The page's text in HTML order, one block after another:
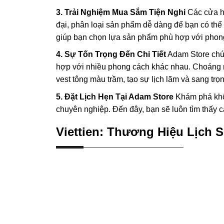
3. Trải Nghiệm Mua Sắm Tiện Nghi Các cửa
đại, phân loại sản phẩm dễ dàng để bạn có
giúp bạn chọn lựa sản phẩm phù hợp với
4. Sự Tốn Trọng Đến Chi TiếtAdam Store
hợp với nhiều phong cách khác nhau.
vest tông màu trầm, tạo sự lịch lãm và sang
5. Đặt Lịch Hẹn Tại Adam Store Khám phá
chuyên nghiệp. Đến đây, bạn sẽ luôn tìm thấy
Viettien: Thương Hiệu Lịch